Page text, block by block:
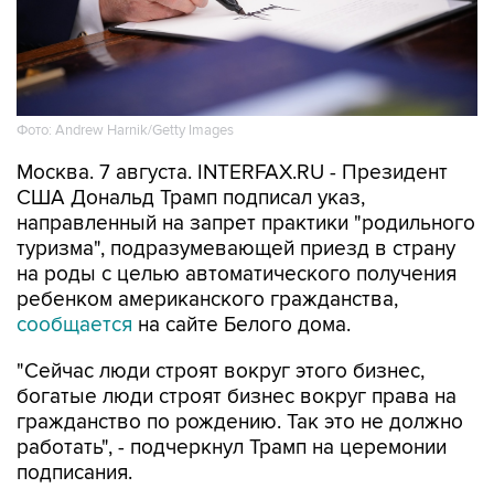
Фото: Andrew Harnik/Getty Images
Москва. 7 августа. INTERFAX.RU - Президент
США Дональд Трамп подписал указ,
направленный на запрет практики "родильного
туризма", подразумевающей приезд в страну
на роды с целью автоматического получения
ребенком американского гражданства,
сообщается на сайте Белого дома.
"Сейчас люди строят вокруг этого бизнес,
богатые люди строят бизнес вокруг права на
гражданство по рождению. Так это не должно
работать", - подчеркнул Трамп на церемонии
подписания.